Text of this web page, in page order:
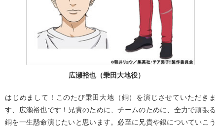
広瀬裕也（乗田大地役）
はじめまして！このたび乗田大地（銅）を演じさせていただきま
す、広瀬裕也です！兄貴のために、チームのために、全力で頑張る
銅を一生懸命演じたいと思います。必至に兄貴や銀についていこう